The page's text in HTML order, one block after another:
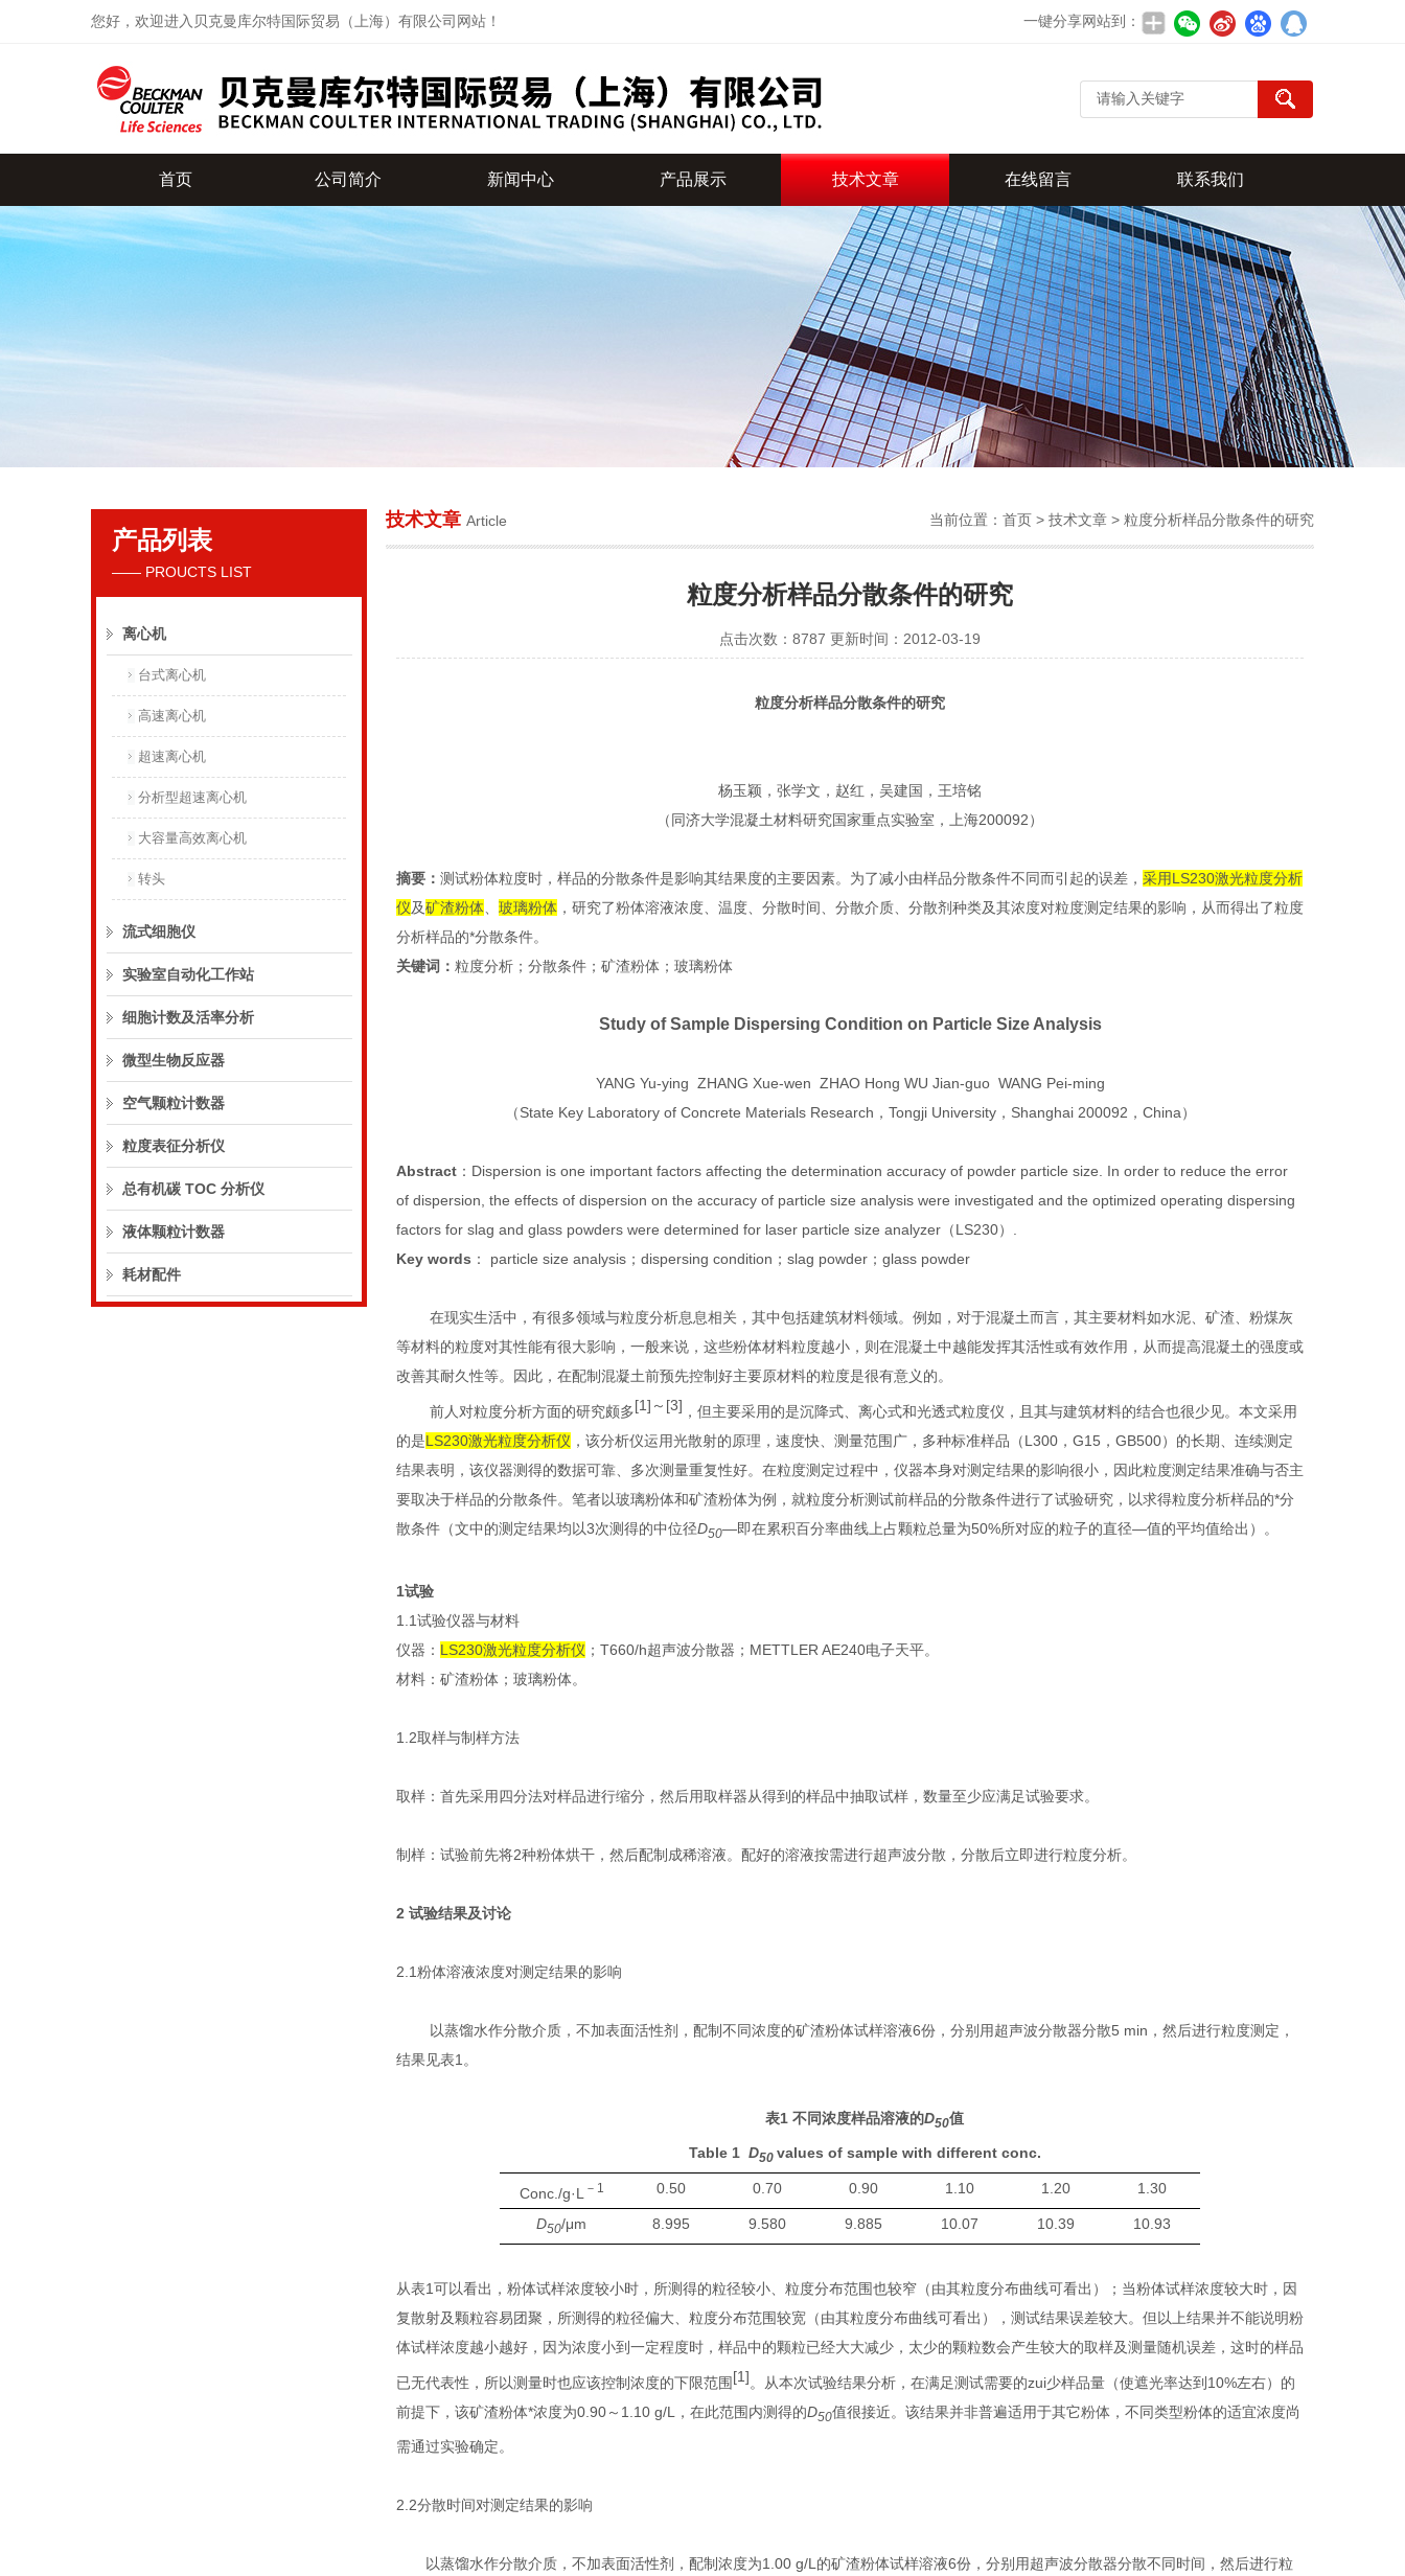
您好，欢迎进入贝克曼库尔特国际贸易（上海）有限公司网站！ 一键分享网站到：
贝克曼库尔特国际贸易（上海）有限公司
首页 公司简介 新闻中心 产品展示 技术文章 在线留言 联系我们
产品列表
—— PROUCTS LIST
离心机
台式离心机
高速离心机
超速离心机
分析型超速离心机
大容量高效离心机
转头
流式细胞仪
实验室自动化工作站
细胞计数及活率分析
微型生物反应器
空气颗粒计数器
粒度表征分析仪
总有机碳 TOC 分析仪
液体颗粒计数器
耗材配件
技术文章 Article 当前位置： 首页 > 技术文章 > 粒度分析样品分散条件的研究
粒度分析样品分散条件的研究
点击次数：8787 更新时间：2012-03-19
粒度分析样品分散条件的研究
杨玉颖，张学文，赵红，吴建国，王培铭
（同济大学混凝土材料研究国家重点实验室，上海200092）
摘要： 测试粉体粒度时， 样品的分散条件是影响其结果度的主要因素。为了减小由样品分散条件不同而引起的误差， 采用LS230激光粒度分析
仪及矿渣粉体 玻璃粉体 ，研究了粉体溶液浓度、温度、分散时间、分散介质、分散剂种类及其浓度对粒度测定结果的影响，从而得出了粒度
分析样品的*分散条件。
关键词： 粒度分析；分散条件；矿渣粉体；玻璃粉体
Study of Sample Dispersing Condition on Particle Size Analysis
YANG Yu-ying ZHANG Xue-wen ZHAO Hong WU Jian-guo WANG Pei-ming
（State Key Laboratory of Concrete Materials Research ， Tongji University， Shanghai 200092 ， China）
Abstract ： Dispersion is one important factors affecting the determination accuracy of powder particle size. In order to reduce the error
of dispersion, the effects of dispersion on the accuracy of particle size analysis were investigated and the optimized operating dispersing
factors for slag and glass powders were determined for laser particle size analyzer （LS230）
Key words ： particle size analysis ； dispersing condition ； slag powder ； glass powder
在现实生活中，有很多领域与粒度分析息息相关，其中包括建筑材料领域。例如，对于混凝土而言，其主要材料如水泥、矿渣、粉煤灰
等材料的粒度对其性能有很大影响，一般来说，这些粉体材料粒度越小，则在混凝土中越能发挥其活性或有效作用，从而提高混凝土的强度或
改善其耐久性等。因此，在配制混凝土前预先控制好主要原材料的粒度是很有意义的。
前人对粒度分析方面的研究颇多[1] ～[3] ，但主要采用的是沉降式、离心式和光透式粒度仪，且其与建筑材料的结合也很少见。本文采用
的是LS230激光粒度分析仪 ，该分析仪运用光散射的原理，速度快、测量范围广，多种标准样品（L300 ， G15 ， GB500）的长期、连续测定
结果表明，该仪器测得的数据可靠、多次测量重复性好。在粒度测定过程中，仪器本身对测定结果的影响很小，因此粒度测定结果准确与否主
要取决于样品的分散条件。笔者以玻璃粉体和矿渣粉体为例，就粒度分析测试前样品的分散条件进行了试验研究，以求得粒度分析样品的*分
散条件（文中的测定结果均以3次测得的中位径D50—即在累积百分率曲线上占颗粒总量为50%所对应的粒子的直径—值的平均值给出）。
1试验
1.1试验仪器与材料
仪器： LS230激光粒度分析仪 ； T660/h超声波分散器； METTLER AE240电子天平。
材料：矿渣粉体；玻璃粉体。
1.2取样与制样方法
取样：首先采用四分法对样品进行缩分，然后用取样器从得到的样品中抽取试样，数量至少应满足试验要求。
制样：试验前先将2种粉体烘干，然后配制成稀溶液。配好的溶液按需进行超声波分散，分散后立即进行粒度分析。
2 试验结果及讨论
2.1粉体溶液浓度对测定结果的影响
以蒸馏水作分散介质，不加表面活性剂，配制不同浓度的矿渣粉体试样溶液6份，分别用超声波分散器分散5 min ，然后进行粒度测定，
结果见表1。
表1 不同浓度样品溶液的D50值
Table 1 D50 values of sample with different conc.
Conc./g·L －1 0.50 0.70 0.90 1.10 1.20 1.30
D50/μm 8.995 9.580 9.885 10.07 10.39 10.93
从表1可以看出，粉体试样浓度较小时，所测得的粒径较小、粒度分布范围也较窄（由其粒度分布曲线可看出） ；当粉体试样浓度较大时，因
复散射及颗粒容易团聚，所测得的粒径偏大、粒度分布范围较宽（由其粒度分布曲线可看出），测试结果误差较大。但以上结果并不能说明粉
体试样浓度越小越好，因为浓度小到一定程度时，样品中的颗粒已经大大减少，太少的颗粒数会产生较大的取样及测量随机误差，这时的样品
已无代表性，所以测量时也应该控制浓度的下限范围[1]。从本次试验结果分析，在满足测试需要的zui少样品量（使遮光率达到 10%左右）的
前提下，该矿渣粉体*浓度为0.90～ 1.10 g/L ，在此范围内测得的D50值很接近。该结果并非普遍适用于其它粉体，不同类型粉体的适宜浓度尚
需通过实验确定。
2.2分散时间对测定结果的影响
以蒸馏水作分散介质，不加表面活性剂，配制浓度为1.00 g/L 的矿渣粉体试样溶液6份，分别用超声波分散器分散不同时间，然后进行粒